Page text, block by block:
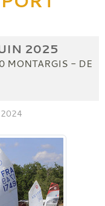
2025
MONTARGIS - DE